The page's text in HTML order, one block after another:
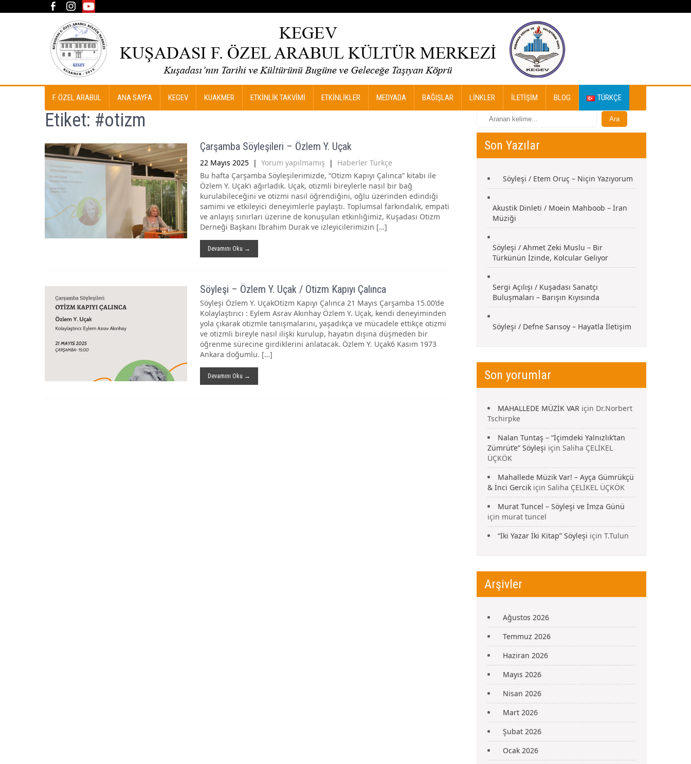
F. ÖZEL ARABUL ANA SAYFA KEGEV KUAKMER ETKİNLİK TAKVİMİ ETKİNLİKLER MEDYADA BAĞIŞLAR LINKLER İLETIŞIM BLOG TÜRKÇE
Etiket: #otizm
Çarşamba Söyleşileri – Özlem Y. Uçak
22 Mayıs 2025 | Yorum yapılmamış | Haberler Türkçe
Bu hafta Çarşamba Söyleşilerimizde, “Otizm Kapıyı Çalınca” kitabı ile
Özlem Y. Uçak’ı ağırladık. Uçak, otizmli bireylerle nasıl bir bağ
kurulabileceğini ve otizmi nasıl öğrendiğini, oğlu üzerinden edindiği
samimi ve etkileyici deneyimlerle paylaştı. Toplumsal farkındalık, empati
ve anlayış sınırları üzerine de konuşulan etkinliğimiz, Kuşadası Otizm
Derneği Başkanı İbrahim Durak ve izleyicilerimizin […]
Devamını Oku →
Söyleşi – Özlem Y. Uçak / Otizm Kapıyı Çalınca
Söyleşi Özlem Y. UçakOtizm Kapıyı Çalınca 21 Mayıs Çarşamba 15.00’de
Kolaylaştırıcı : Eylem Asrav Akınhay Özlem Y. Uçak, kendi deneyiminden
yola çıkarak otizmle tanışmalarını, yaşadıkça ve mücadele ettikçe otizmi
ve otizmli bireyle nasıl ilişki kurulup, hayatın dışına düşmeden bir
öğrenme sürecine girdiklerini anlatacak. Özlem Y. Uçak6 Kasım 1973
Ankara doğumlu. […]
Devamını Oku →
Son Yazılar
Söyleşi / Etem Oruç – Niçin Yazıyorum
Akustik Dinleti / Moein Mahboob – İran
Müziği
Söyleşi / Ahmet Zeki Muslu – Bir
Türkünün İzinde, Kolcular Geliyor
Sergi Açılışı / Kuşadası Sanatçı
Buluşmaları – Barışın Kıyısında
Söyleşi / Defne Sarısoy – Hayatla İletişim
Son yorumlar
MAHALLEDE MÜZİK VAR için Dr.Norbert
Tschirpke
Nalan Tuntaş – “İçimdeki Yalnızlık’tan
Zümrüt’e” Söyleşi için Saliha ÇELİKEL
ÜÇKÖK
Mahallede Müzik Var! – Ayça Gümrükçü
& İnci Gercik için Saliha ÇELİKEL ÜÇKÖK
Murat Tuncel – Söyleşi ve İmza Günü
için murat tuncel
“İki Yazar İki Kitap” Söyleşi için T.Tulun
Arşivler
Ağustos 2026
Temmuz 2026
Haziran 2026
Mayıs 2026
Nisan 2026
Mart 2026
Şubat 2026
Ocak 2026